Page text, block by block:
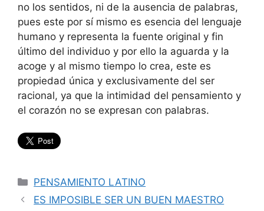
no los sentidos, ni de la ausencia de palabras,
pues este por sí mismo es esencia del lenguaje
humano y representa la fuente original y fin
último del individuo y por ello la aguarda y la
acoge y al mismo tiempo lo crea, este es
propiedad única y exclusivamente del ser
racional, ya que la intimidad del pensamiento y
el corazón no se expresan con palabras.
Categorías
PENSAMIENTO LATINO
ES IMPOSIBLE SER UN BUEN MAESTRO